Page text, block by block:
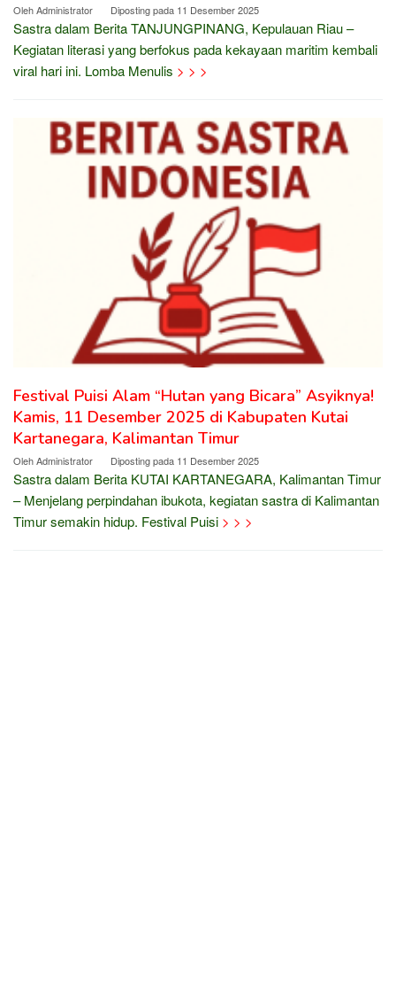
OlehAdministrator Diposting pada 11 Desember 2025
Sastra dalam Berita TANJUNGPINANG, Kepulauan Riau –
Kegiatan literasi yang berfokus pada kekayaan maritim kembali
viral hari ini. Lomba Menulis > > >
Festival Puisi Alam “Hutan yang Bicara” Asyiknya!
Kamis, 11 Desember 2025 di Kabupaten Kutai
Kartanegara, Kalimantan Timur
OlehAdministrator Diposting pada 11 Desember 2025
Sastra dalam Berita KUTAI KARTANEGARA, Kalimantan Timur
– Menjelang perpindahan ibukota, kegiatan sastra di Kalimantan
Timur semakin hidup. Festival Puisi > > >